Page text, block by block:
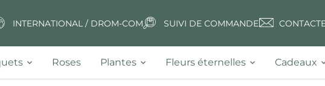
INTERNATIONAL / DROM-COM SUIVI DE COMMANDE
Roses Plantes Fleurs éternelles Cadeaux